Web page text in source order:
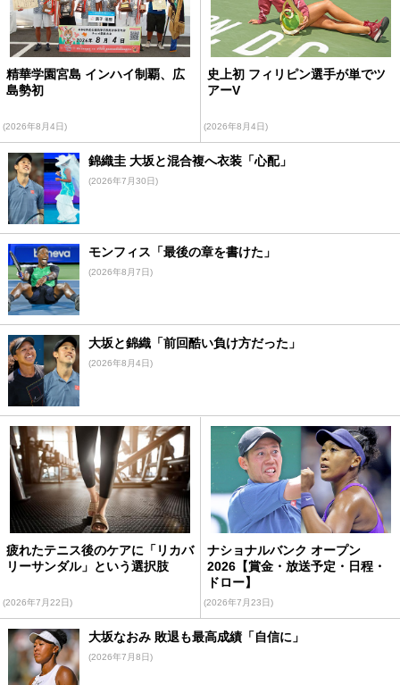
精華学園宮島 インハイ制覇、広
島勢初
(2026年8月4日)
史上初 フィリピン選手が単でツ
アーV
(2026年8月4日)
錦織圭 大坂と混合複へ衣装「心配」
(2026年7月30日)
モンフィス「最後の章を書けた」
(2026年8月7日)
大坂と錦織「前回酷い負け方だった」
(2026年8月4日)
疲れたテニス後のケアに「リカバ
リーサンダル」という選択肢
(2026年7月22日)
ナショナルバンク オープン
2026【賞金・放送予定・日程・
ドロー】
(2026年7月23日)
大坂なおみ 敗退も最高成績「自信に」
(2026年7月8日)